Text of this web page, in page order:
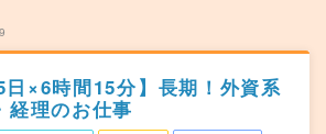
×6時間15分】長期！外資系
経理のお仕事